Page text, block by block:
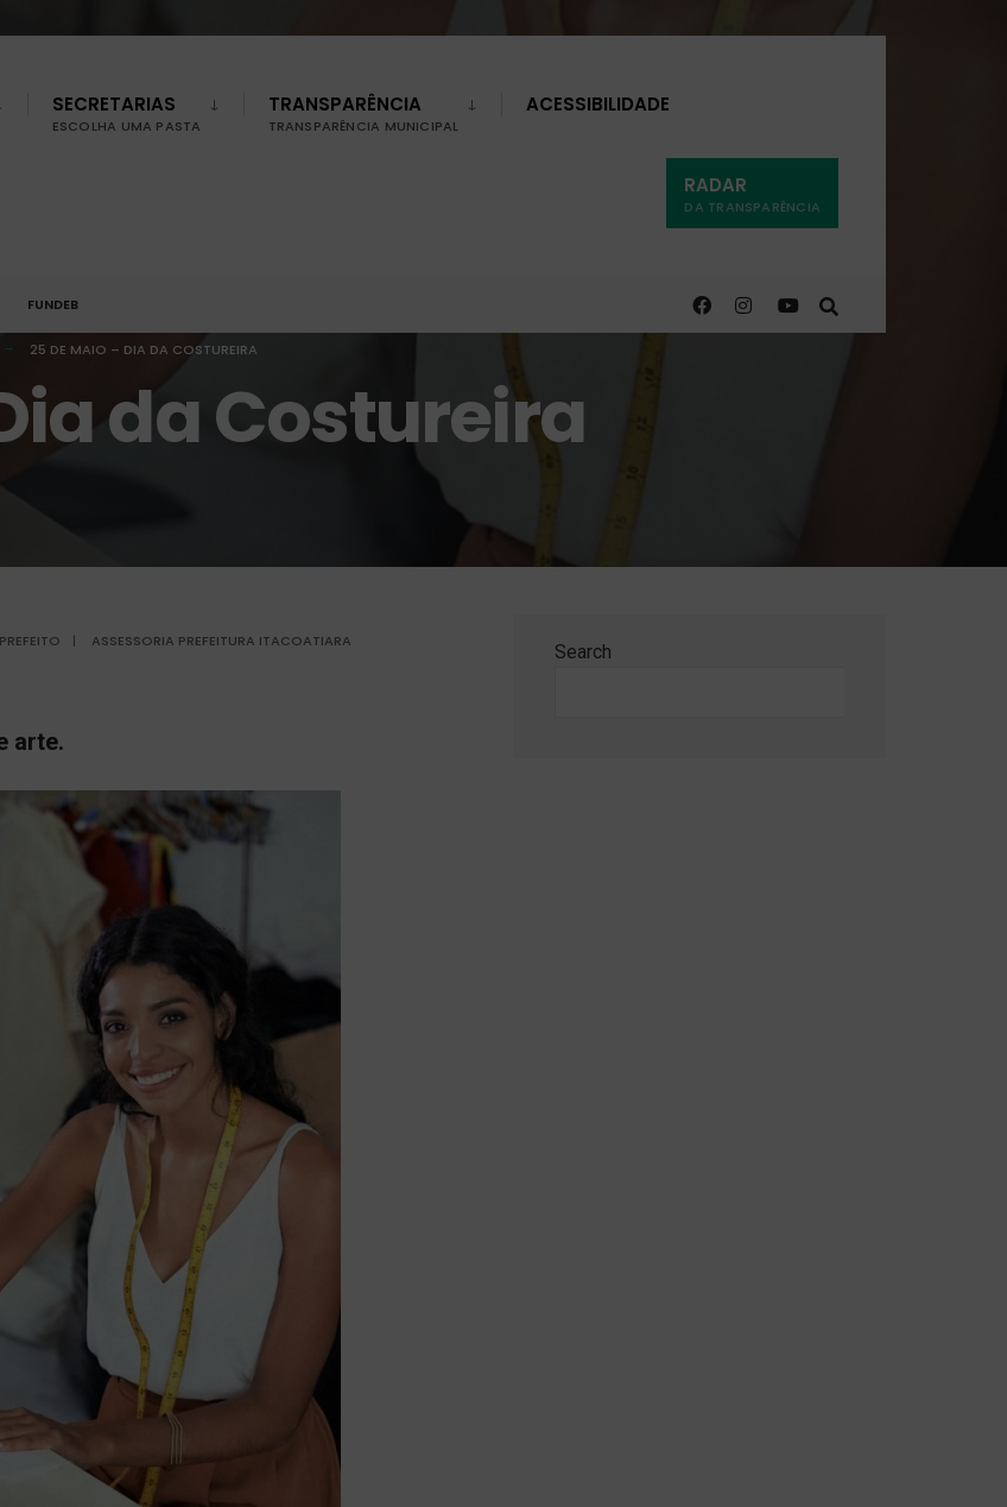
SECRETARIAS
ESCOLHA UMA PASTA
TRANSPARÊNCIA
TRANSPARÊNCIA MUNICIPAL
ACESSIBILIDADE
RADAR
DA TRANSPARÊNCIA
FUNDEB
25 DE MAIO – DIA DA COSTUREIRA
da Costureira
| ASSESSORIA PREFEITURA ITACOATIARA
arte.
Search